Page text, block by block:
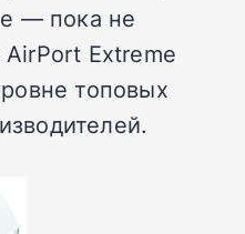
— пока не
Extreme
топовых